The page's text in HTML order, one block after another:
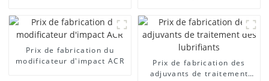
Prix ​​de fabrication du
modificateur d'impact ACR
Prix ​​de fabrication des
adjuvants de traitement